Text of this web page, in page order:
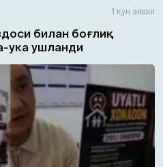
1 кун аввал
билан боғлиқ
ука ушланди